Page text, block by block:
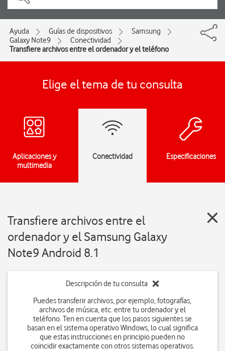
Ayuda Guías de dispositivos
Samsung
Galaxy Note9
Conectividad
Transfiere archivos entre el ordenador y el teléfono
Elige el tema de tu consulta
Aplicaciones y
multimedia
Conectividad Especificaciones
Transfiere archivos entre el
ordenador y el Samsung Galaxy
Note9 Android 8.1
Descripción de tu consulta
Puedes transferir archivos, por ejemplo, fotografías,
archivos de música, etc. entre tu ordenador y el
teléfono. Ten en cuenta que los pasos siguientes se
basan en el sistema operativo Windows, lo cual significa
que estas instrucciones en principio pueden no
coincidir exactamente con otros sistemas operativos.